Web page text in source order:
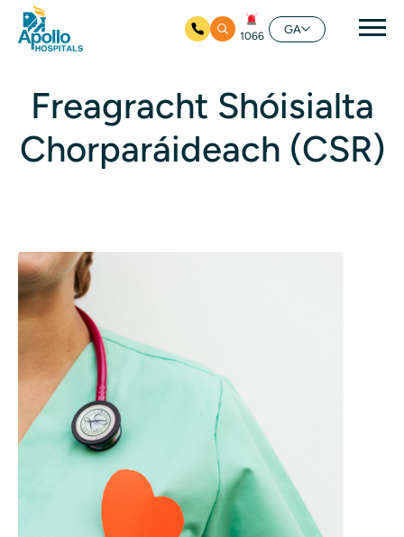
1066
GA
Freagracht Shóisialta
Chorparáideach (CSR)
Íomha